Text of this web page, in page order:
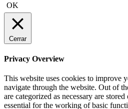
OK
Cerrar
Privacy Overview
This website uses cookies to improve
navigate through the website. Out of
are categorized as necessary are
essential for the working of basic